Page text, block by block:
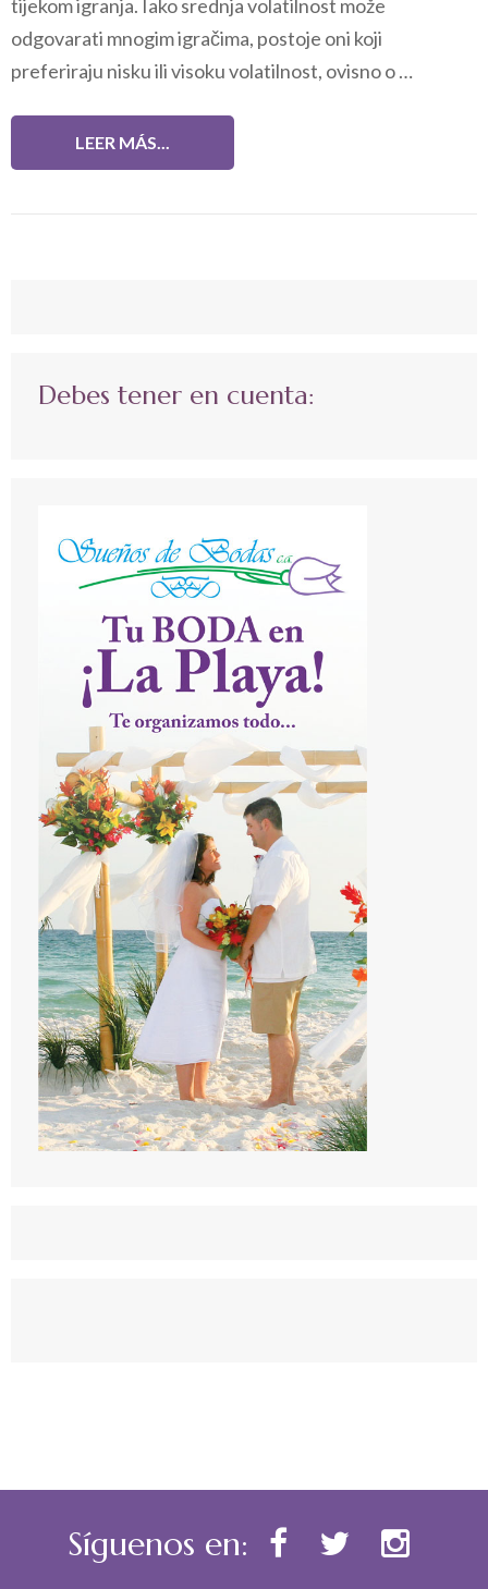
tijekom igranja. Iako srednja volatilnost može
odgovarati mnogim igračima, postoje oni koji
preferiraju nisku ili visoku volatilnost, ovisno o …
LEER MÁS...
Debes tener en cuenta:
Síguenos en: